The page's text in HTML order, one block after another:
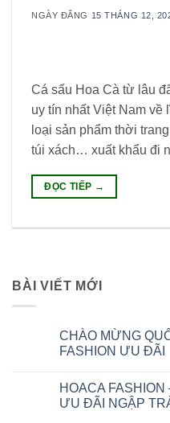
NGÀY ĐĂNG 15 THÁNG 12,
Cá sấu Hoa Cà từ lâu
uy tín nhất Việt Nam về
loại sản phẩm thời
túi xách… xuất khẩu đi
ĐỌC TIẾP →
BÀI VIẾT MỚI
CHÀO MỪNG
FASHION ƯU ĐÃI
HOACA FASHION
ƯU ĐÃI NGẬP